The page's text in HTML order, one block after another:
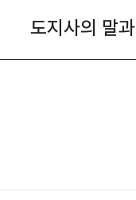
도지사의 말